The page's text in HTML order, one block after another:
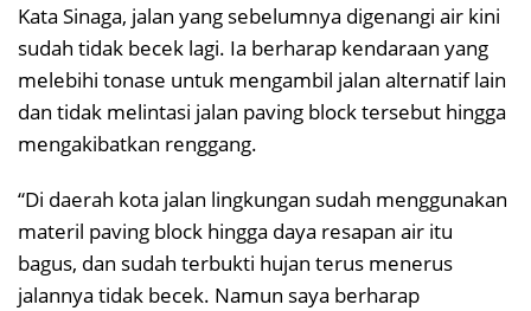
Kata Sinaga, jalan yang sebelumnya digenangi air kini
sudah tidak becek lagi. Ia berharap kendaraan yang
melebihi tonase untuk mengambil jalan alternatif lain
dan tidak melintasi jalan paving block tersebut hingga
mengakibatkan renggang.
“Di daerah kota jalan lingkungan sudah menggunakan
materil paving block hingga daya resapan air itu
bagus, dan sudah terbukti hujan terus menerus
jalannya tidak becek. Namun saya berharap